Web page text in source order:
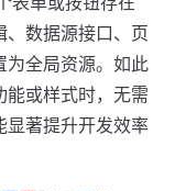
、数据源接口、页
为全局资源。如此
能或样式时，无需
显著提升开发效率